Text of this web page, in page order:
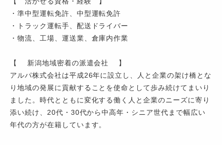
・準中型運転免許、中型運転免許
・トラック運転手、配送ドライバー
・物流、工場、運送業、倉庫内作業
【 新潟地域密着の派遣会社 】
アルパ株式会社は平成26年に設立し、人と企業の架け橋とな
り地域の発展に貢献することを使命として歩み続けてまいり
ました。時代とともに変化する働く人と企業のニーズに寄り
添い続け、20代・30代から中高年・シニア世代まで幅広い
年代の方が在籍しています。